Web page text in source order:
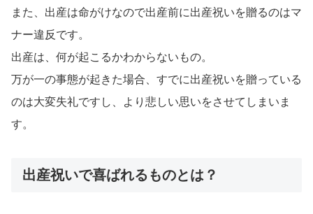
また、出産は命がけなので出産前に出産祝いを贈るのはマ
ナー違反です。
出産は、何が起こるかわからないもの。
万が一の事態が起きた場合、すでに出産祝いを贈っている
のは大変失礼ですし、より悲しい思いをさせてしまいま
す。
出産祝いで喜ばれるものとは？